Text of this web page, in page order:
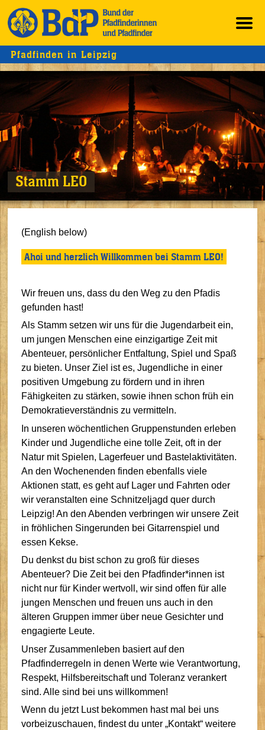
Pfadfinden in Leipzig
Stamm LEO
(English below)
Ahoi und herzlich Willkommen bei Stamm LEO!
Wir freuen uns, dass du den Weg zu den Pfadis
gefunden hast!
Als Stamm setzen wir uns für die Jugendarbeit ein,
um jungen Menschen eine einzigartige Zeit mit
Abenteuer, persönlicher Entfaltung, Spiel und Spaß
zu bieten. Unser Ziel ist es, Jugendliche in einer
positiven Umgebung zu fördern und in ihren
Fähigkeiten zu stärken, sowie ihnen schon früh ein
Demokratieverständnis zu vermitteln.
In unseren wöchentlichen Gruppenstunden erleben
Kinder und Jugendliche eine tolle Zeit, oft in der
Natur mit Spielen, Lagerfeuer und Bastelaktivitäten.
An den Wochenenden finden ebenfalls viele
Aktionen statt, es geht auf Lager und Fahrten oder
wir veranstalten eine Schnitzeljagd quer durch
Leipzig! An den Abenden verbringen wir unsere Zeit
in fröhlichen Singerunden bei Gitarrenspiel und
essen Kekse.
Du denkst du bist schon zu groß für dieses
Abenteuer? Die Zeit bei den Pfadfinder*innen ist
nicht nur für Kinder wertvoll, wir sind offen für alle
jungen Menschen und freuen uns auch in den
älteren Gruppen immer über neue Gesichter und
engagierte Leute.
Unser Zusammenleben basiert auf den
Pfadfinderregeln in denen Werte wie Verantwortung,
Respekt, Hilfsbereitschaft und Toleranz verankert
sind. Alle sind bei uns willkommen!
Wenn du jetzt Lust bekommen hast mal bei uns
vorbeizuschauen, findest du unter „Kontakt“ weitere